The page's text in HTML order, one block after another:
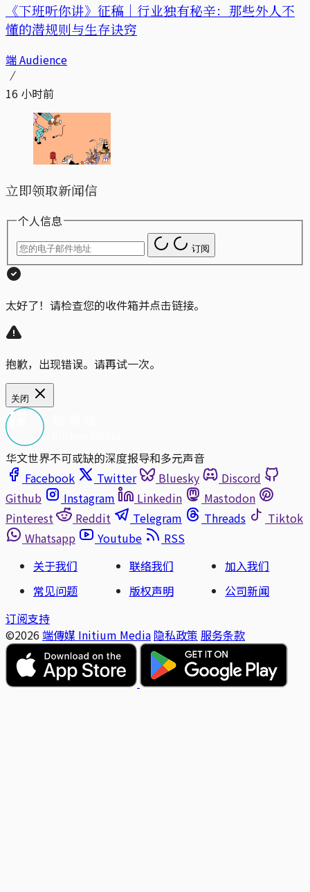
《下班听你讲》征稿｜行业独有秘辛：那些外人不
懂的潜规则与生存诀窍
端 Audience
16 小时前
立即领取新闻信
个人信息
订阅
太好了！请检查您的收件箱并点击链接。
抱歉，出现错误。请再试一次。
关闭
华文世界不可或缺的深度报导和多元声音
Facebook
Twitter Bluesky
Discord
Github
Instagram Linkedin
Mastodon
Pinterest
Reddit Telegram Threads
Tiktok
Whatsapp
Youtube
RSS
关于我们
联络我们
加入我们
常见问题
版权声明
公司新闻
订阅支持
©2026 端傳媒 Initium Media 隐私政策 服务条款